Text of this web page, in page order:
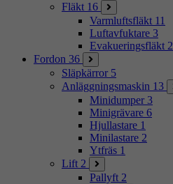
Fläkt 16
Varmluftsfläkt 11
Luftavfuktare 3
Evakueringsfläkt 2
Fordon 36
Släpkärror 5
Anläggningsmaskin 13
Minidumper 3
Minigrävare 6
Hjullastare 1
Minilastare 2
Ytfräs 1
Lift 2
Pallyft 2